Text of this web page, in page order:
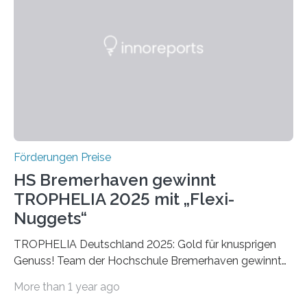
Foundation, des BIAL Award in Biomedicine ist in
Förderungen Preise
HS Bremerhaven gewinnt
TROPHELIA 2025 mit „Flexi-
Nuggets“
TROPHELIA Deutschland 2025: Gold für knusprigen
Genuss! Team der Hochschule Bremerhaven gewinnt
ECOTROPHELIAMit der Produktidee “Flexi-Nuggets”
More than 1 year ago